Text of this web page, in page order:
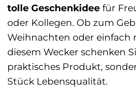
tolle Geschenkidee für
oder Kollegen. Ob zum
Weihnachten oder einfach
diesem Wecker schenken
praktisches Produkt,
Stück Lebensqualität.